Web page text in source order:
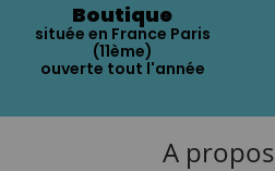
Boutique
située en France Paris
(11ème)
ouverte tout l'année
A propos